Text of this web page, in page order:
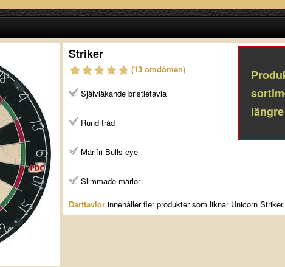
Striker
(13 omdömen)
Självläkande bristletavla
Rund tråd
Märlfri Bulls-eye
Slimmade märlor
Darttavlorinnehåller fler produkter som liknar Unicorn Striker.